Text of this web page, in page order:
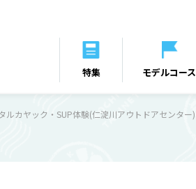
特集 モデルコース
カヤック・SUP体験(仁淀川アウトドアセンター)